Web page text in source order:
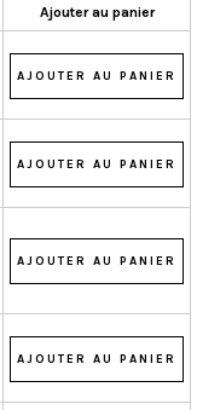
Ajouter au panier